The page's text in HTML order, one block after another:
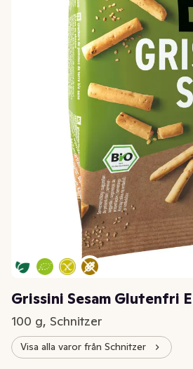
Grissini Sesam Glutenfri
100 g, Schnitzer
Visa alla varor från Schnitzer